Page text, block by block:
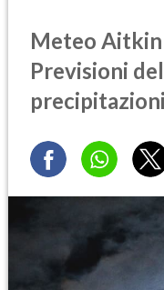
Meteo
Previsioni